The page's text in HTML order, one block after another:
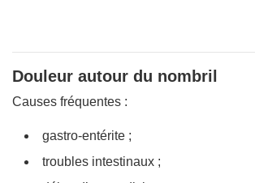
Douleur autour du nombril
Causes fréquentes :
gastro-entérite ;
troubles intestinaux ;